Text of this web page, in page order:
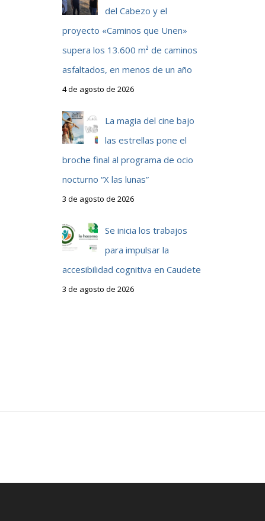
del Cabezo y el
proyecto «Caminos que Unen»
supera los 13.600 m² de caminos
asfaltados, en menos de un año
4 de agosto de 2026
La magia del cine bajo
las estrellas pone el
broche final al programa de ocio
nocturno “X las lunas”
3 de agosto de 2026
Se inicia los trabajos
para impulsar la
accesibilidad cognitiva en Caudete
3 de agosto de 2026